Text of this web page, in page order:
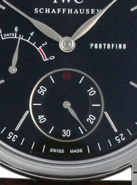
を見
ロレックス
ゲ ウブロ